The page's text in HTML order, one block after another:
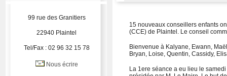
99 rue des Granitiers
22940 Plaintel
Tel/Fax : 02 96 32 15 78
Nous écrire
15 nouveaux conseillers enfants
(CCE) de Plaintel. Le conseil
Bienvenue à Kalyane, Ewann,
Bryan, Loise, Quentin, Cassidy,
La 1ere séance a eu lieu le